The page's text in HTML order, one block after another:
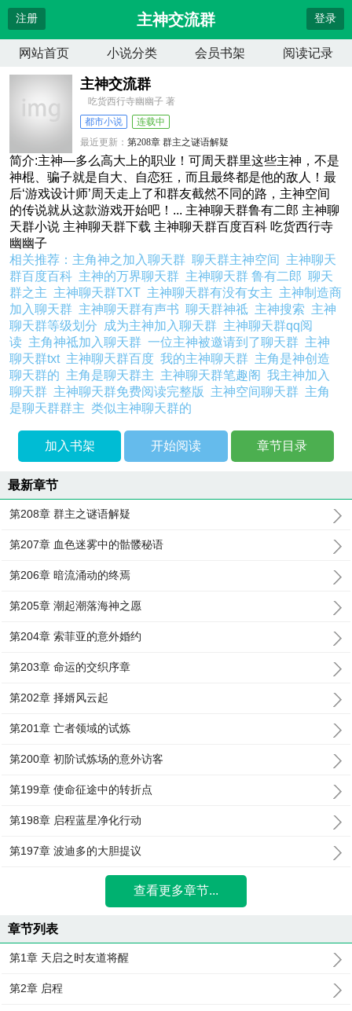
注册 主神交流群 登录
网站首页 小说分类 会员书架 阅读记录
主神交流群
吃货西行寺幽幽子 著
都市小说
连载中
最近更新：第208章 群主之谜语解疑
更新时间： 2025-03-07 16:14:04
简介:主神—多么高大上的职业！可周天群里这些主神，不是
神棍、骗子就是自大、自恋狂，而且最终都是他的敌人！最
后‘游戏设计师’周天走上了和群友截然不同的路，主神空间
的传说就从这款游戏开始吧！... 主神聊天群鲁有二郎 主神聊
天群小说 主神聊天群下载 主神聊天群百度百科 吃货西行寺
幽幽子
相关推荐： 主角神之加入聊天群聊天群主神空间 主神聊天
群百度百科 主神的万界聊天群 主神聊天群 鲁有二郎聊天
群之主 主神聊天群TXT 主神聊天群有没有女主 主神制造商
加入聊天群 主神聊天群有声书聊天群神祗 主神搜索 主神
聊天群等级划分
成为主神加入聊天群 主神聊天群qq阅
读 主角神祗加入聊天群一位主神被邀请到了聊天群 主神
聊天群txt 主神聊天群百度我的主神聊天群 主角是神创造
聊天群的 主角是聊天群主 主神聊天群笔趣阁我主神加入
聊天群 主神聊天群免费阅读完整版 主神空间聊天群 主角
是聊天群群主类似主神聊天群的
加入书架 开始阅读 章节目录
最新章节
第208章 群主之谜语解疑
第207章 血色迷雾中的骷髅秘语
第206章 暗流涌动的终焉
第205章 潮起潮落海神之愿
第204章 索菲亚的意外婚约
第203章 命运的交织序章
第202章 择婿风云起
第201章 亡者领域的试炼
第200章 初阶试炼场的意外访客
第199章 使命征途中的转折点
第198章 启程蓝星净化行动
第197章 波迪多的大胆提议
查看更多章节...
章节列表
第1章 天启之时友道将醒
第2章 启程